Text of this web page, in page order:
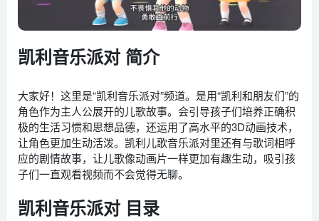
凯利音乐派对 简介
大家好！这里是“凯利音乐派对”频道。是用“凯利和朋友们”的
角色作为主人公展开的儿歌故事。会引导孩子们培养正确积
极的生活习惯和思想品德，还运用了高水平的3D动画技术，
让角色更加生动活泼。凯利儿歌音乐派对里还有与歌词相呼
应的剧情故事，让儿歌像动画片一样更加有趣生动，吸引孩
子们一直观看视频而不会觉得无聊。
凯利音乐派对 目录